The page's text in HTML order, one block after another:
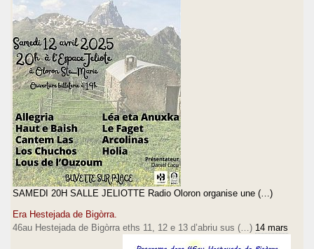
SAMEDI 20H SALLE JELIOTTE Radio Oloron organise une (…)
Era Hestejada de Bigòrra.
46au Hestejada de Bigòrra eths 11, 12 e 13 d’abriu sus (…) 14 mars